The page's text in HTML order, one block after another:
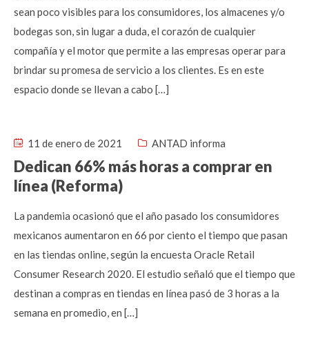
sean poco visibles para los consumidores, los almacenes y/o
bodegas son, sin lugar a duda, el corazón de cualquier
compañía y el motor que permite a las empresas operar para
brindar su promesa de servicio a los clientes. Es en este
espacio donde se llevan a cabo […]
11 de enero de 2021 ANTAD informa
Dedican 66% más horas a comprar en
línea (Reforma)
La pandemia ocasionó que el año pasado los consumidores
mexicanos aumentaron en 66 por ciento el tiempo que pasan
en las tiendas online, según la encuesta Oracle Retail
Consumer Research 2020. El estudio señaló que el tiempo que
destinan a compras en tiendas en línea pasó de 3 horas a la
semana en promedio, en […]